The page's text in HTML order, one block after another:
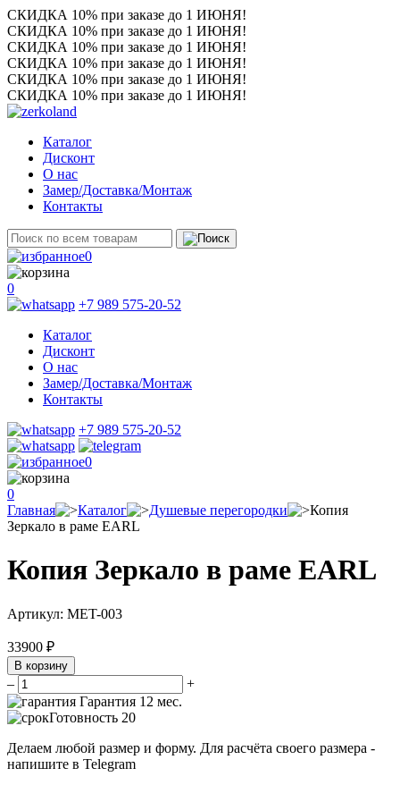
СКИДКА 10% при заказе до 1 ИЮНЯ!
СКИДКА 10% при заказе до 1 ИЮНЯ!
СКИДКА 10% при заказе до 1 ИЮНЯ!
СКИДКА 10% при заказе до 1 ИЮНЯ!
СКИДКА 10% при заказе до 1 ИЮНЯ!
СКИДКА 10% при заказе до 1 ИЮНЯ!
Каталог
Дисконт
О нас
Замер/Доставка/Монтаж
Контакты
0
0
+7 989 575-20-52
Каталог
Дисконт
О нас
Замер/Доставка/Монтаж
Контакты
+7 989 575-20-52
0
0
Главная
Каталог Душевые перегородки
Копия
Зеркало в раме EARL
Копия Зеркало в раме EARL
Артикул: MET-003
33900 ₽
В корзину
–
+
Гарантия 12 мес.
Готовность 20
Делаем любой размер и форму. Для расчёта своего размера -
напишите в Telegram